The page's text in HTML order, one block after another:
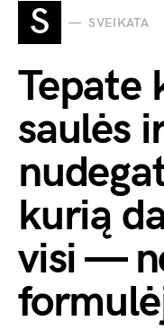
S SVEIKATA
Tepate
saulės
kurią
visi —